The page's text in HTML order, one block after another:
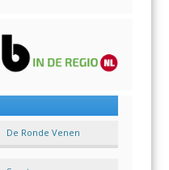
De Ronde Venen